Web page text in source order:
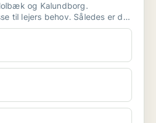
og Kalundborg.
til lejers behov. Således er der